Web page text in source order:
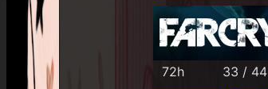
72h 33 / 44